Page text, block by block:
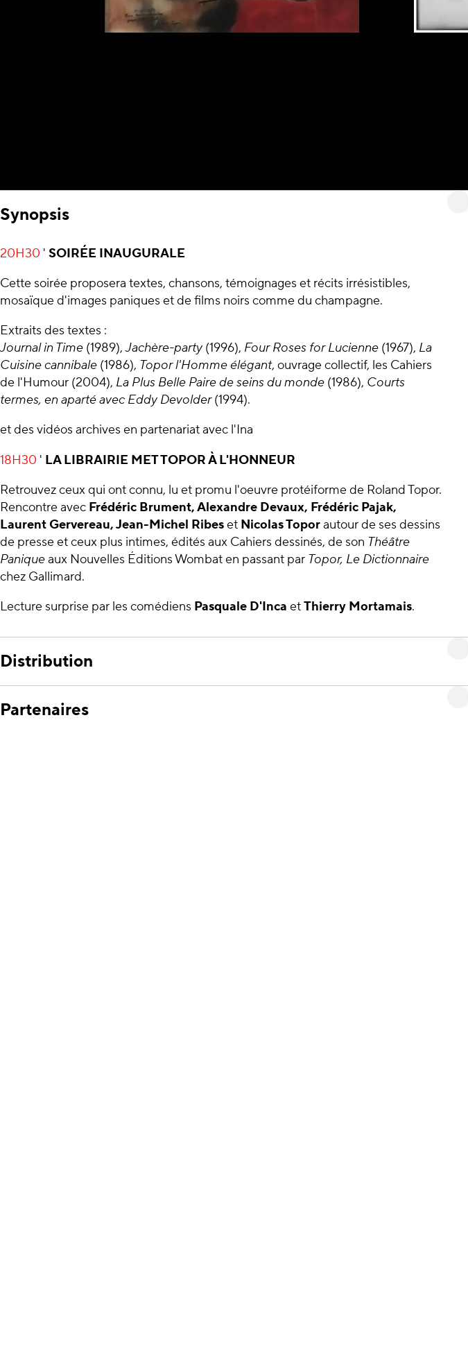
Synopsis
20H30 ' SOIRÉE INAUGURALE
Cette soirée proposera textes, chansons, témoignages et récits irrésistibles,
mosaïque d'images paniques et de films noirs comme du champagne.
Extraits des textes :
Journal in Time (1989),Jachère-party(1996), Four Roses for Lucienne (1967), La
Cuisine cannibale (1986), Topor l'Homme élégant, ouvrage collectif, les Cahiers
de l'Humour (2004), La Plus Belle Paire de seins du monde (1986), Courts
termes, en aparté avec Eddy Devolder(1994).
et des vidéos archives en partenariat avec l'Ina
18H30 ' LA LIBRAIRIE MET TOPOR À L'HONNEUR
Retrouvez ceux qui ont connu, lu et promu l'oeuvre protéiforme de Roland Topor.
Rencontre avec Frédéric Brument, Alexandre Devaux, Frédéric Pajak,
Laurent Gervereau, Jean-Michel Ribeset Nicolas Toporautour de ses dessins
de presse et ceux plus intimes, édités aux Cahiers dessinés, de son Théâtre
Paniqueaux Nouvelles Éditions Wombat en passant par Topor, Le Dictionnaire
chez Gallimard.
Lecture surprise par les comédiens Pasquale D'Inca etThierry Mortamais.
Distribution
Partenaires